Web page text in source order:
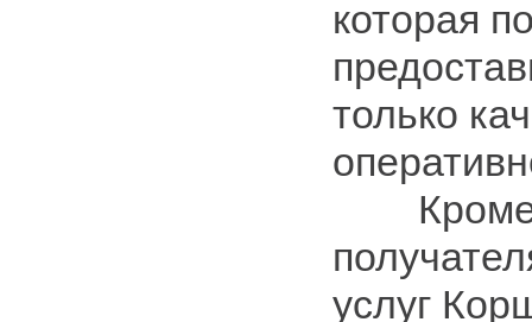
которая
только
Кроме
услуг